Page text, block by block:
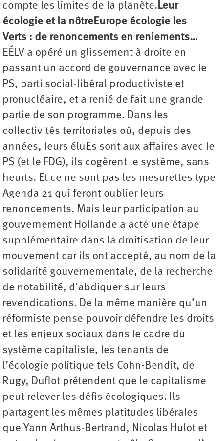
compte les limites de la planète.Leur
écologie et la nôtreEurope écologie les
Verts : de renoncements en reniements…
EÉLV a opéré un glissement à droite en
passant un accord de gouvernance avec le
PS, parti social-libéral productiviste et
pronucléaire, et a renié de fait une grande
partie de son programme. Dans les
collectivités territoriales où, depuis des
années, leurs éluEs sont aux affaires avec le
PS (et le FDG), ils cogèrent le système, sans
heurts. Et ce ne sont pas les mesurettes type
Agenda 21 qui feront oublier leurs
renoncements. Mais leur participation au
gouvernement Hollande a acté une étape
supplémentaire dans la droitisation de leur
mouvement car ils ont accepté, au nom de la
solidarité gouvernementale, de la recherche
de notabilité, d'abdiquer sur leurs
revendications. De la même manière qu’un
réformiste pense pouvoir défendre les droits
et les enjeux sociaux dans le cadre du
système capitaliste, les tenants de
l’écologie politique tels Cohn-Bendit, de
Rugy, Duflot prétendent que le capitalisme
peut relever les défis écologiques. Ils
partagent les mêmes platitudes libérales
que Yann Arthus-Bertrand, Nicolas Hulot et